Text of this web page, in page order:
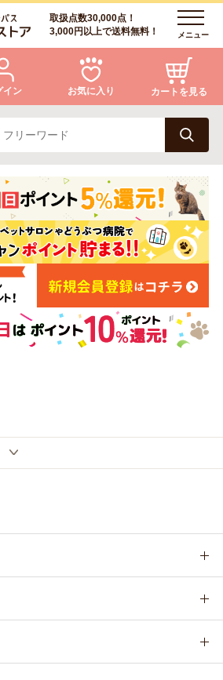
取扱点数30,000点！
3,000円以上で送料無料！
メニュー
猫
アクア・爬虫類・昆虫
キャットフード
服・おさんぽ用品
イン お気に入り カートを見る
について